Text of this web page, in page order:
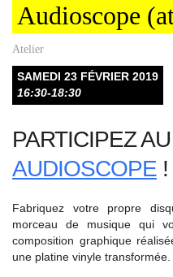
Audioscope
Atelier
SAMEDI 23 FÉVRIER 2019
16:30-18:30
PARTICIPEZ
AUDIOSCOPE !
Fabriquez votre propre
morceau de musique qui
composition graphique
une platine vinyle transformée.